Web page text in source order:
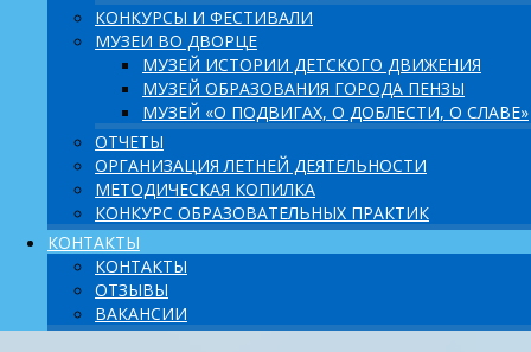
КОНКУРСЫ И ФЕСТИВАЛИ
МУЗЕИ ВО ДВОРЦЕ
МУЗЕЙ ИСТОРИИ ДЕТСКОГО ДВИЖЕНИЯ
МУЗЕЙ ОБРАЗОВАНИЯ ГОРОДА ПЕНЗЫ
МУЗЕЙ «О ПОДВИГАХ, О ДОБЛЕСТИ, О СЛАВЕ»
ОТЧЕТЫ
ОРГАНИЗАЦИЯ ЛЕТНЕЙ ДЕЯТЕЛЬНОСТИ
МЕТОДИЧЕСКАЯ КОПИЛКА
КОНКУРС ОБРАЗОВАТЕЛЬНЫХ ПРАКТИК
КОНТАКТЫ
КОНТАКТЫ
ОТЗЫВЫ
ВАКАНСИИ